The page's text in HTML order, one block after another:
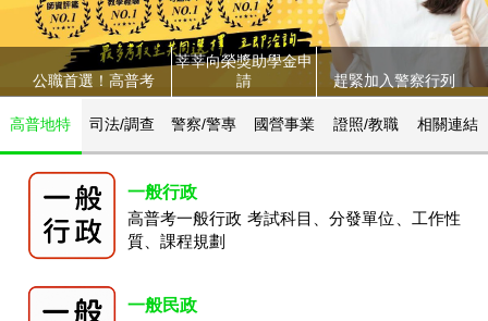
公職首選！高普考
莘莘向榮獎助學金申
請
趕緊加入警察行列
高普地特 司法/調查 警察/警專 國營事業 證照/教職 相關連結
一般行政
高普考一般行政 考試科目、分發單位、工作性
質、課程規劃
一般民政